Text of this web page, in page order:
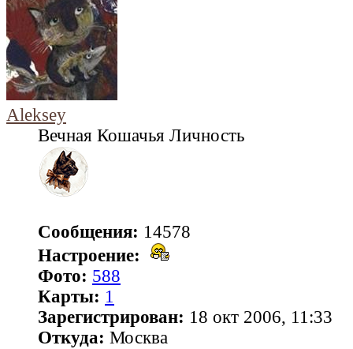
Aleksey
Вечная Кошачья Личность
Сообщения: 14578
Настроение:
Фото: 588
Карты: 1
Зарегистрирован: 18 окт 2006, 11:33
Откуда: Москва